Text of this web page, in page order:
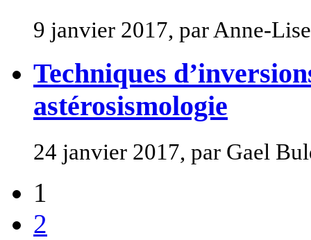
9 janvier 2017, par Anne-
Techniques
astérosismologie
24 janvier 2017, par Gael
1
2